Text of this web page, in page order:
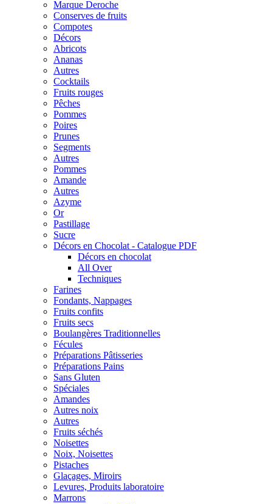
Marque Deroche
Conserves de fruits
Compotes
Décors
Abricots
Ananas
Autres
Cocktails
Fruits rouges
Pêches
Pommes
Poires
Prunes
Segments
Autres
Pommes
Amande
Autres
Azyme
Or
Pastillage
Sucre
Décors en Chocolat - Catalogue PDF
Décors en chocolat
All Over
Techniques
Farines
Fondants, Nappages
Fruits confits
Fruits secs
Boulangères Traditionnelles
Fécules
Préparations Pâtisseries
Préparations Pains
Sans Gluten
Spéciales
Amandes
Autres noix
Autres
Fruits séchés
Noisettes
Noix, Noisettes
Pistaches
Glaçages, Miroirs
Levures, Produits laboratoire
Marrons